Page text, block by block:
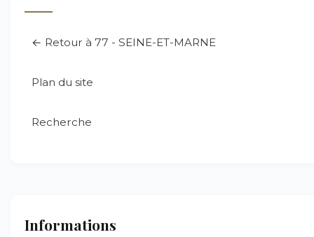
← Retour à 77 - SEINE-ET-MARNE
Plan du site
Recherche
Informations